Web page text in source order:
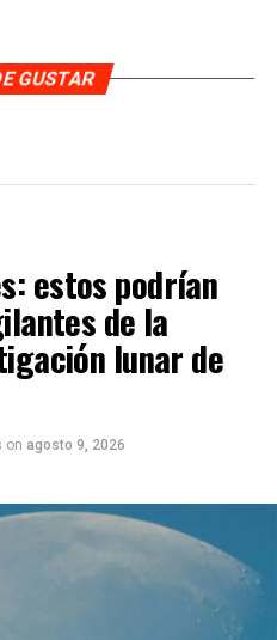
GUSTAR
estos podrían
de la
lunar de
on agosto 9, 2026